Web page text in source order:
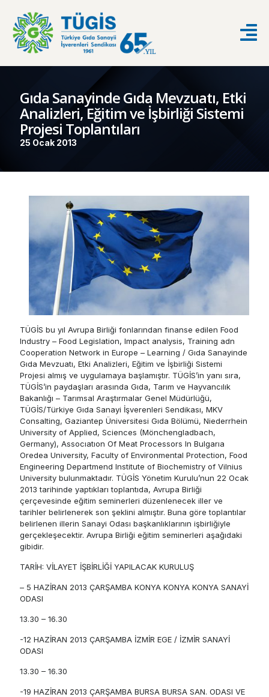
Gıda Sanayinde Gıda Mevzuatı, Etki
Analizleri, Eğitim ve İşbirliği Sistemi
Projesi Toplantıları
25 Ocak 2013
TÜGİS bu yıl Avrupa Birliği fonlarından finanse edilen Food
Industry – Food Legislation, Impact analysis, Training adn
Cooperation Network in Europe – Learning / Gıda Sanayinde
Gıda Mevzuatı, Etki Analizleri, Eğitim ve İşbirliği Sistemi
Projesi almış ve uygulamaya başlamıştır. TÜGİS’in yanı sıra,
TÜGİS’in paydaşları arasında Gıda, Tarım ve Hayvancılık
Bakanlığı – Tarımsal Araştırmalar Genel Müdürlüğü,
TÜGİS/Türkiye Gıda Sanayi İşverenleri Sendikası, MKV
Consalting, Gaziantep Üniversitesi Gıda Bölümü, Niederrhein
University of Applied, Sciences (Mönchengladbach,
Germany), Assocıatıon Of Meat Processors In Bulgarıa
Oredea University, Faculty of Environmental Protection, Food
Engineering Departmend Institute of Biochemistry of Vilnius
University bulunmaktadır. TÜGİS Yönetim Kurulu’nun 22 Ocak
2013 tarihinde yaptıkları toplantıda, Avrupa Birliği
çerçevesinde eğitim seminerleri düzenlenecek iller ve
tarihler belirlenerek son şeklini almıştır. Buna göre toplantılar
belirlenen illerin Sanayi Odası başkanlıklarının işbirliğiyle
gerçekleşecektir. Avrupa Birliği eğitim seminerleri aşağıdaki
gibidir.
TARİH: VİLAYET İŞBİRLİĞİ YAPILACAK KURULUŞ
– 5 HAZİRAN 2013 ÇARŞAMBA KONYA KONYA KONYA SANAYİ
ODASI
13.30 – 16.30
-12 HAZİRAN 2013 ÇARŞAMBA İZMİR EGE / İZMİR SANAYİ
ODASI
13.30 – 16.30
-19 HAZİRAN 2013 ÇARŞAMBA BURSA BURSA SAN. ODASI VE